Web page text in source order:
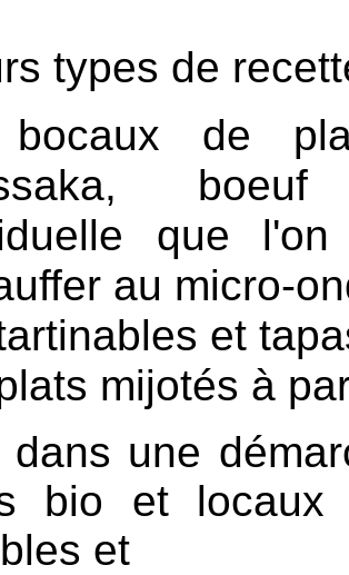
types de
de
que
au micro-
et
mijotés à
dans une
bio et locaux
et